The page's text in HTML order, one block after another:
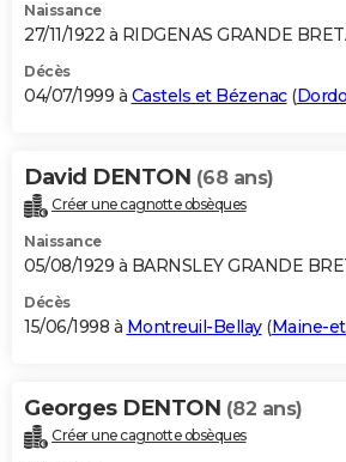
Naissance
27/11/1922 à RIDGENAS GRANDE
Décès
04/07/1999 à Castels et Bézenac(
David DENTON (68 ans)
Créer une cagnotte obsèques
Naissance
05/08/1929 à BARNSLEY GRANDE
Décès
15/06/1998 à Montreuil-Bellay(Maine-
Georges DENTON (82 ans)
Créer une cagnotte obsèques